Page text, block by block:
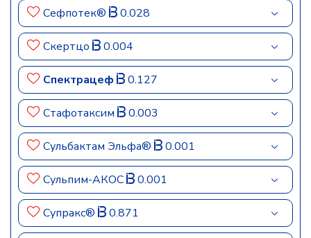
Сефпотек® 0.028
Скертцо 0.004
Спектрацеф 0.127
Стафотаксим 0.003
Сульбактам Эльфа® 0.001
Сульпим-АКОС 0.001
Супракс® 0.871